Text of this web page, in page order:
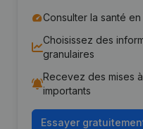
Consulter la santé
Choisissez des
granulaires
Recevez des mises
importants
Essayer